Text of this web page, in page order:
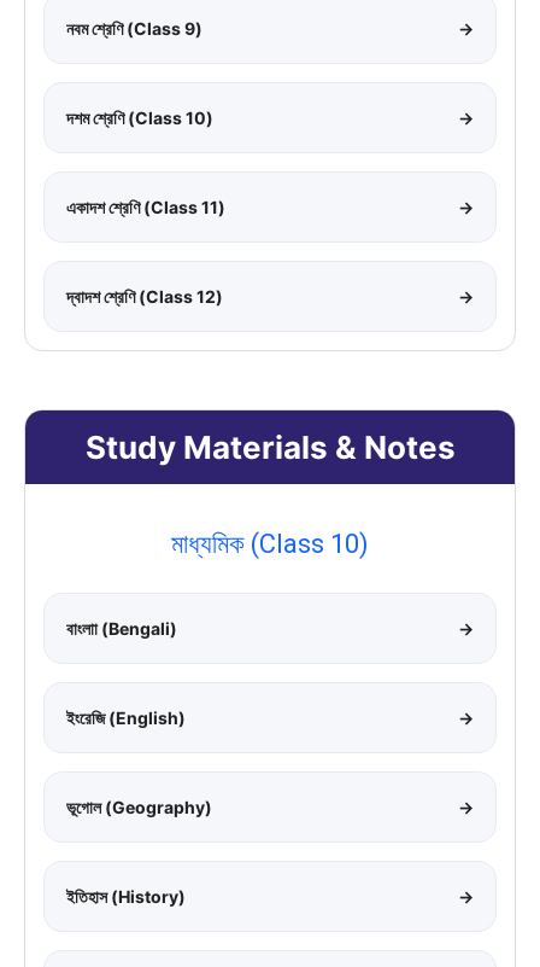
নবম শ্রেণি (Class 9) →
দশম শ্রেণি (Class 10) →
একাদশ শ্রেণি (Class 11) →
দ্বাদশ শ্রেণি (Class 12) →
Study Materials & Notes
মাধ্যমিক (Class 10)
বাংলাা (Bengali) →
ইংরেজি (English) →
ভূগোল (Geography) →
ইতিহাস (History) →